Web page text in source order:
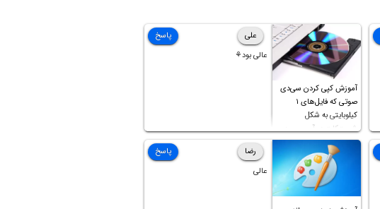
آموزش کپی کردن سی‌دی
صوتی که فایل‌های ۱
کیلوبایتی به شکل
شورت‌کات در آن موجود
است!
علی
عالی بود⚘
پاسخ
رضا
عالی
پاسخ